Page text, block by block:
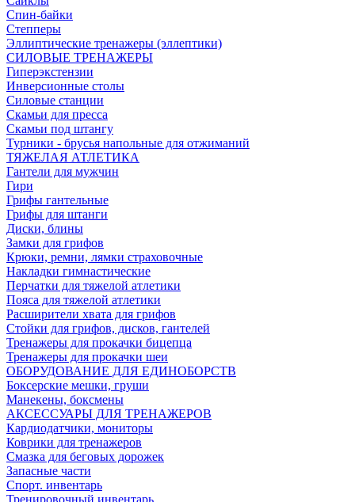
Спин-байки
Степперы
Эллиптические тренажеры (эллептики)
СИЛОВЫЕ ТРЕНАЖЕРЫ
Гиперэкстензии
Инверсионные столы
Силовые станции
Скамьи для пресса
Скамьи под штангу
Турники - брусья напольные для отжиманий
ТЯЖЕЛАЯ АТЛЕТИКА
Гантели для мужчин
Гири
Грифы гантельные
Грифы для штанги
Диски, блины
Замки для грифов
Крюки, ремни, лямки страховочные
Накладки гимнастические
Перчатки для тяжелой атлетики
Пояса для тяжелой атлетики
Расширители хвата для грифов
Стойки для грифов, дисков, гантелей
Тренажеры для прокачки бицепца
Тренажеры для прокачки шеи
ОБОРУДОВАНИЕ ДЛЯ ЕДИНОБОРСТВ
Боксерские мешки, груши
Манекены, боксмены
АКСЕССУАРЫ ДЛЯ ТРЕНАЖЕРОВ
Кардиодатчики, мониторы
Коврики для тренажеров
Смазка для беговых дорожек
Запасные части
Спорт. инвентарь
Тренировочный инвентарь